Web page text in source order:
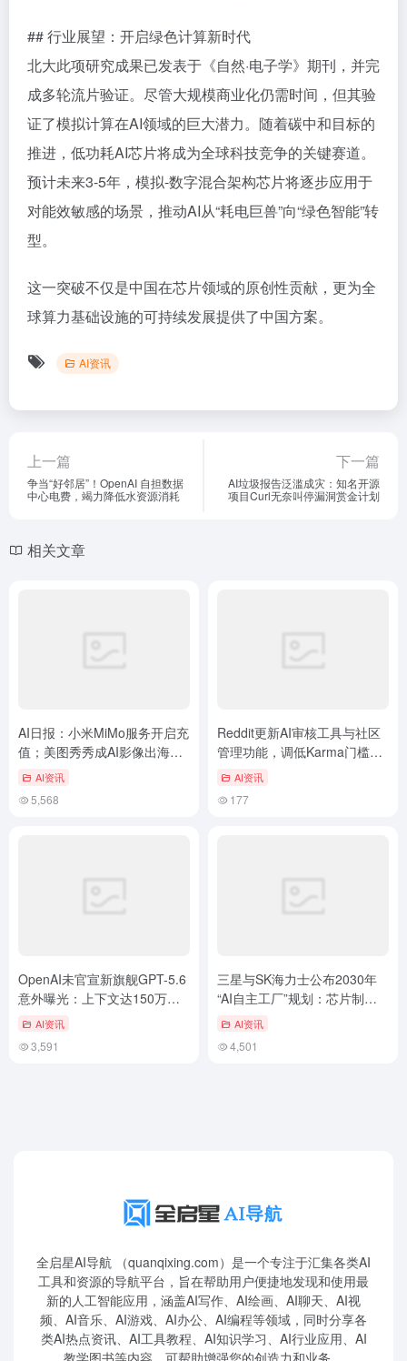
## 行业展望：开启绿色计算新时代
北大此项研究成果已发表于《自然·电子学》期刊，并完
成多轮流片验证。尽管大规模商业化仍需时间，但其验
证了模拟计算在AI领域的巨大潜力。随着碳中和目标的
推进，低功耗AI芯片将成为全球科技竞争的关键赛道。
预计未来3-5年，模拟-数字混合架构芯片将逐步应用于
对能效敏感的场景，推动AI从“耗电巨兽”向“绿色智能”转
型。
这一突破不仅是中国在芯片领域的原创性贡献，更为全
球算力基础设施的可持续发展提供了中国方案。
AI资讯
上一篇
争当“好邻居”！OpenAI 自担数据
中心电费，竭力降低水资源消耗
下一篇
AI垃圾报告泛滥成灾：知名开源
项目Curl无奈叫停漏洞赏金计划
相关文章
AI日报：小米MiMo服务开启充
值；美图秀秀成AI影像出海典
范；MiniMax发布“专家Agent”
AI资讯
5,568
Reddit更新AI审核工具与社区
管理功能，调低Karma门槛以
提升用户参与体验
AI资讯
177
OpenAI未官宣新旗舰GPT-5.6
意外曝光：上下文达150万
tokens
AI资讯
3,591
三星与SK海力士公布2030年
“AI自主工厂”规划：芯片制造
迈向机器人时代
AI资讯
4,501
全启星AI导航 （quanqixing.com）是一个专注于汇集各类AI
工具和资源的导航平台，旨在帮助用户便捷地发现和使用最
新的人工智能应用，涵盖AI写作、AI绘画、AI聊天、AI视
频、AI音乐、AI游戏、AI办公、AI编程等领域，同时分享各
类AI热点资讯、AI工具教程、AI知识学习、AI行业应用、AI
教学图书等内容，可帮助增强您的创造力和业务。